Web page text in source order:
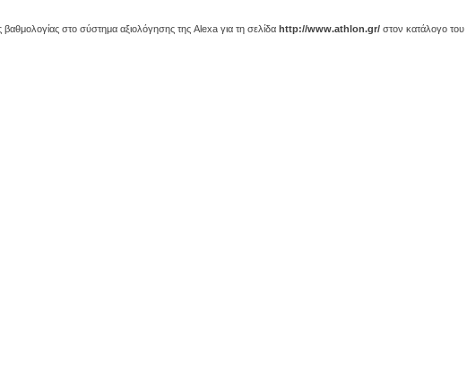
στο σύστημα αξιολόγησης της Alexa για τη σελίδα http://www.athlon.gr/ στον κατάλογο